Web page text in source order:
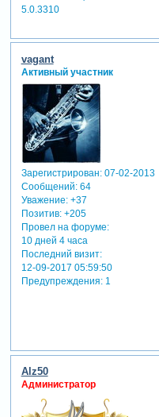
5.0.3310
vagant
Активный участник
Зарегистрирован: 07-02-2013
Сообщений:64
Уважение: +37
Позитив: +205
Провел на форуме:
10 дней 4 часа
Последний визит:
12-09-2017 05:59:50
Предупреждения:1
Alz50
Администратор